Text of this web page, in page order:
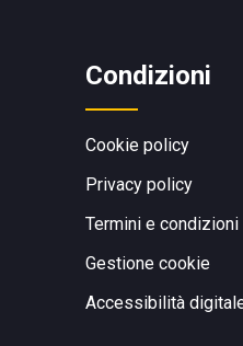
Condizioni
Cookie policy
Privacy policy
Termini e condizioni
Gestione cookie
Accessibilità